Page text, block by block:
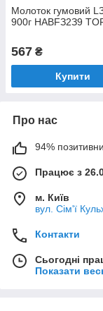
Moлoтoк гумoвий
900г HABFЗ2З9
567 ₴
Купити
Про нас
94%
Працює з
м. Київ
вул. Сім'ї
Контакти
Сьогодні
Показати